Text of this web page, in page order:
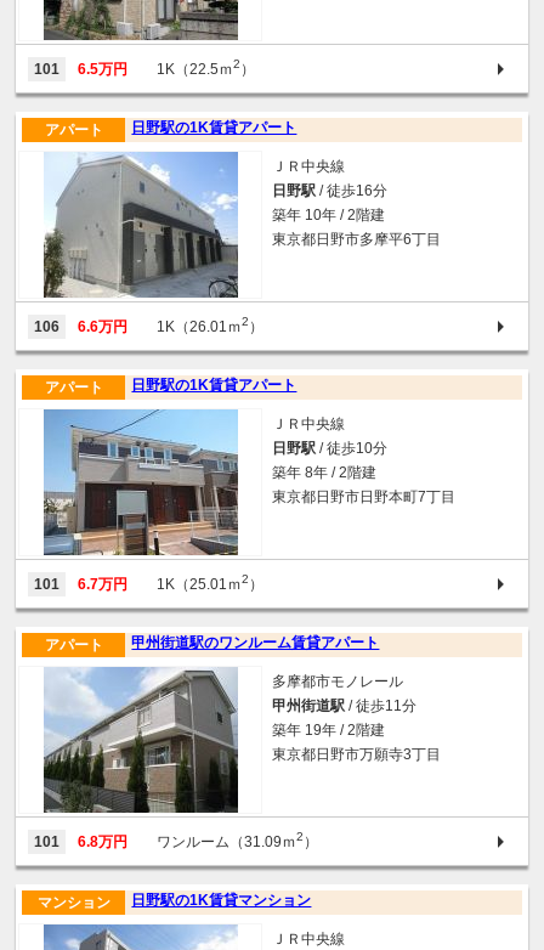
101 6.5万円 1K（22.5ｍ2 ）
日野駅の1K賃貸アパート
アパート
ＪＲ中央線
日野駅 / 徒歩16分
築年 10年 / 2階建
東京都日野市多摩平6丁目
106 6.6万円 1K（26.01ｍ2 ）
日野駅の1K賃貸アパート
アパート
ＪＲ中央線
日野駅 / 徒歩10分
築年 8年 / 2階建
東京都日野市日野本町7丁目
101 6.7万円 1K（25.01ｍ2 ）
甲州街道駅のワンルーム賃貸アパート
アパート
多摩都市モノレール
甲州街道駅 / 徒歩11分
築年 19年 / 2階建
東京都日野市万願寺3丁目
101 6.8万円 ワンルーム（31.09ｍ2 ）
日野駅の1K賃貸マンション
マンション
ＪＲ中央線